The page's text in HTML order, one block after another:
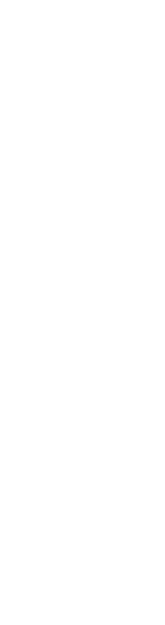
verfügbar.)
verfügbar.)